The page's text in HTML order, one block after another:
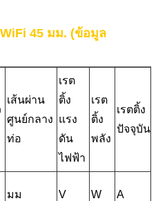
45 มม. (ข้อมูล
เส้นผ่าน
ศูนย์กลาง
ท่อ
เรต
ติ้ง
แรง
ดัน
ไฟฟ้า
เรต
ติ้ง
พลัง
เรตติ้ง
ปัจจุบัน
มม V W A